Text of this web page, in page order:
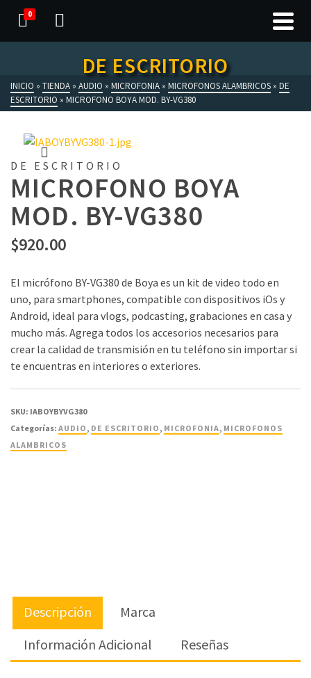
0
DE ESCRITORIO
INICIO » TIENDA » AUDIO » MICROFONIA » MICROFONOS ALAMBRICOS » DE
ESCRITORIO » MICROFONO BOYA MOD. BY-VG380
DE ESCRITORIO
MICROFONO BOYA
MOD. BY-VG380
$920.00
El micrófono BY-VG380 de Boya es un kit de video todo en
uno, para smartphones, compatible con dispositivos iOs y
Android, ideal para vlogs, podcasting, grabaciones en casa y
mucho más. Agrega todos los accesorios necesarios para
crear la calidad de transmisión en tu teléfono sin importar si
te encuentras en interiores o exteriores.
SKU: IABOYBYVG380
Categorías: AUDIO, DE ESCRITORIO, MICROFONIA, MICROFONOS
ALAMBRICOS
Descripción
Marca
Información Adicional
Reseñas